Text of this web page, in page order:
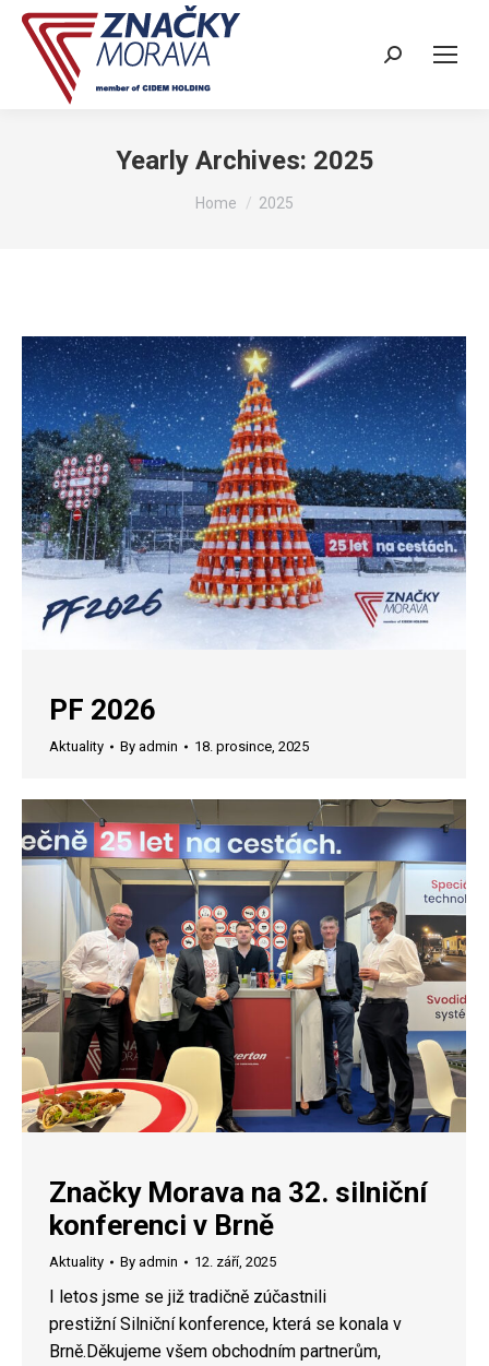
Search:
Yearly Archives: 2025
You are here:
Home 2025
PF 2026
Aktuality By admin 18. prosince, 2025
Značky Morava na 32. silniční
konferenci v Brně
Aktuality By admin 12. září, 2025
I letos jsme se již tradičně zúčastnili
prestižní Silniční konference, která se konala v
Brně.Děkujeme všem obchodním partnerům,